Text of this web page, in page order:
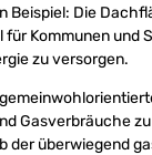
Beispiel: Die
für Kommunen
zu versorgen.
Gasverbräuche
der überwiegend